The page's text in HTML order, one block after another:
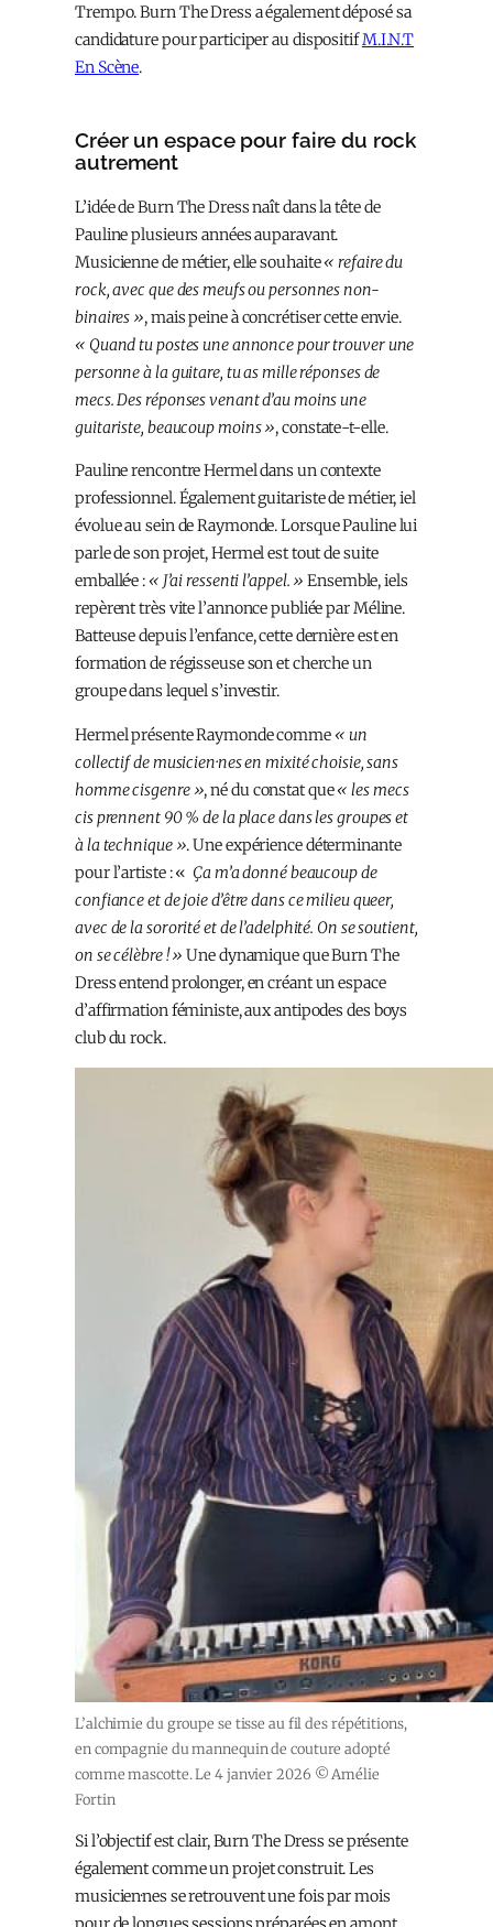
Trempo. Burn The Dress a également déposé sa
candidature pour participer au dispositifM.I.N.T
En Scène.
Créer un espace pour faire du rock
autrement
L’idée de Burn The Dress naît dans la tête de
Pauline plusieurs années auparavant.
Musicienne de métier, elle souhaite« refaire du
rock, avec que des meufs ou personnes non-
binaires », mais peine à concrétiser cette envie.
« Quand tu postes une annonce pour trouver une
personne à la guitare, tu as mille réponses de
mecs. Des réponses venant d’au moins une
guitariste, beaucoup moins », constate-t-elle.
Pauline rencontre Hermel dans un contexte
professionnel. Également guitariste de métier, iel
évolue au sein de Raymonde. Lorsque Pauline lui
parle de son projet, Hermel est tout de suite
emballé·e :« J’ai ressenti l’appel. » Ensemble, iels
repèrent très vite l’annonce publiée par Méline.
Batteuse depuis l’enfance, cette dernière est en
formation de régisseuse son et cherche un
groupe dans lequel s’investir.
Hermel présente Raymonde comme« un
collectif de musicien·nes en mixité choisie, sans
homme cisgenre », né du constat que« les mecs
cis prennent 90 % de la place dans les groupes et
à la technique ». Une expérience déterminante
pour l’artiste : « Ça m’a donné beaucoup de
confiance et de joie d’être dans ce milieu queer,
avec de la sororité et de l’adelphité. On se soutient,
on se célèbre ! » Une dynamique que Burn The
Dress entend prolonger, en créant un espace
d’affirmation féministe, aux antipodes des boys
club du rock.
L’alchimie du groupe se tisse au fil des répétitions,
en compagnie du mannequin de couture adopté
comme mascotte. Le 4 janvier 2026 © Amélie
Fortin
Si l’objectif est clair, Burn The Dress se présente
également comme un projet construit. Les
musicien·nes se retrouvent une fois par mois